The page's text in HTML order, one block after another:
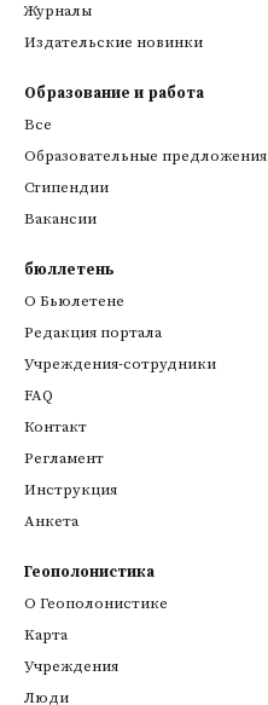
Журналы
Издательские новинки
Образование и работа
Все
Образовательные предложения
Стипендии
Вакансии
бюллетень
О Бьюлетене
Редакция портала
Учреждения-сотрудники
FAQ
Контакт
Регламент
Инструкция
Анкета
Геополонистика
О Геополонистике
Kарта
Учреждения
Люди